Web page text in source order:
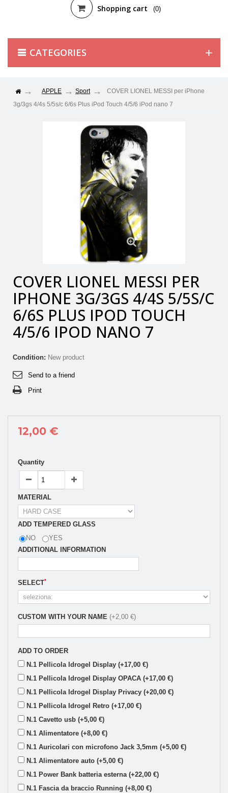
Shopping cart (0)
CATEGORIES
APPLE Sport
COVER LIONEL MESSI per iPhone
3g/3gs 4/4s 5/5s/c 6/6s Plus iPod Touch 4/5/6 iPod nano 7
View larger
COVER LIONEL MESSI PER
IPHONE 3G/3GS 4/4S 5/5S/C
6/6S PLUS IPOD TOUCH
4/5/6 IPOD NANO 7
Condition: New product
Send to a friend
Print
12,00 €
Quantity
MATERIAL
ADD TEMPERED GLASS
NO
YES
ADDITIONAL INFORMATION
SELECT*
CUSTOM WITH YOUR NAME (+2,00 €)
ADD TO ORDER
N.1 Pellicola Idrogel Display (+17,00 €)
N.1 Pellicola Idrogel Display OPACA (+17,00 €)
N.1 Pellicola Idrogel Display Privacy (+20,00 €)
N.1 Pellicola Idrogel Retro (+17,00 €)
N.1 Cavetto usb (+5,00 €)
N.1 Alimentatore (+8,00 €)
N.1 Auricolari con microfono Jack 3,5mm (+5,00 €)
N.1 Alimentatore auto (+5,00 €)
N.1 Power Bank batteria esterna (+22,00 €)
N.1 Fascia da braccio Running (+8,00 €)